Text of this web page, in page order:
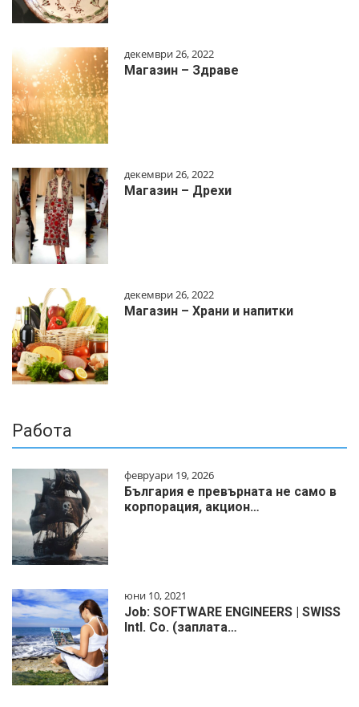
декември 26, 2022
Магазин – Здраве
декември 26, 2022
Магазин – Дрехи
декември 26, 2022
Магазин – Храни и напитки
Работа
февруари 19, 2026
България е превърната не само в
корпорация, акцион…
юни 10, 2021
Job: SOFTWARE ENGINEERS | SWISS
Intl. Co. (заплата…